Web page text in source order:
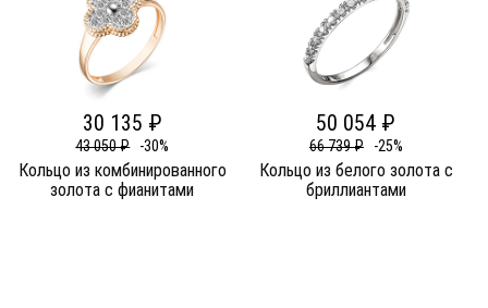
30 135 ₽
43 050 ₽ -30%
Кольцо из комбинированного
золота c фианитами
50 054 ₽
66 739 ₽ -25%
Кольцо из белого золота c
бриллиантами